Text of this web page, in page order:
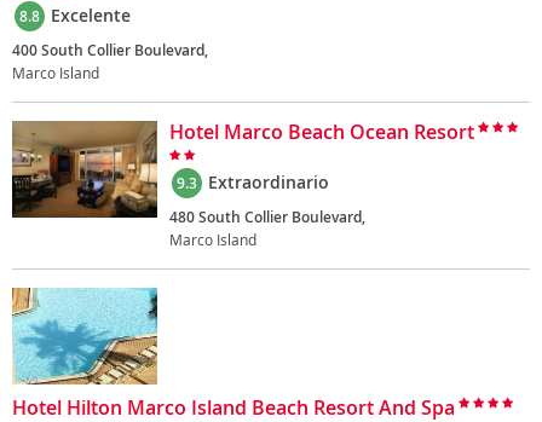
8.8 Excelente
400 South Collier Boulevard,
Marco Island
Hotel Marco Beach Ocean Resort
9.3 Extraordinario
480 South Collier Boulevard,
Marco Island
Hotel Hilton Marco Island Beach Resort And Spa